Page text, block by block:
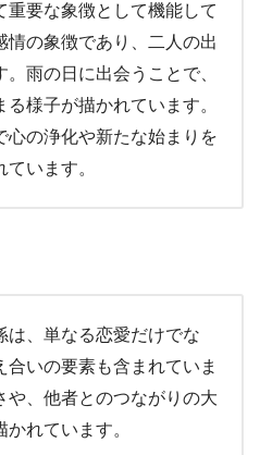
重要な象徴として機能して
情の象徴であり、二人の出
雨の日に出会うことで、
様子が描かれています。
心の浄化や新たな始まりを
います。
は、単なる恋愛だけでな
合いの要素も含まれていま
や、他者とのつながりの大
れています。